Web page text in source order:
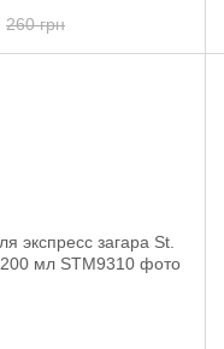
260 грн